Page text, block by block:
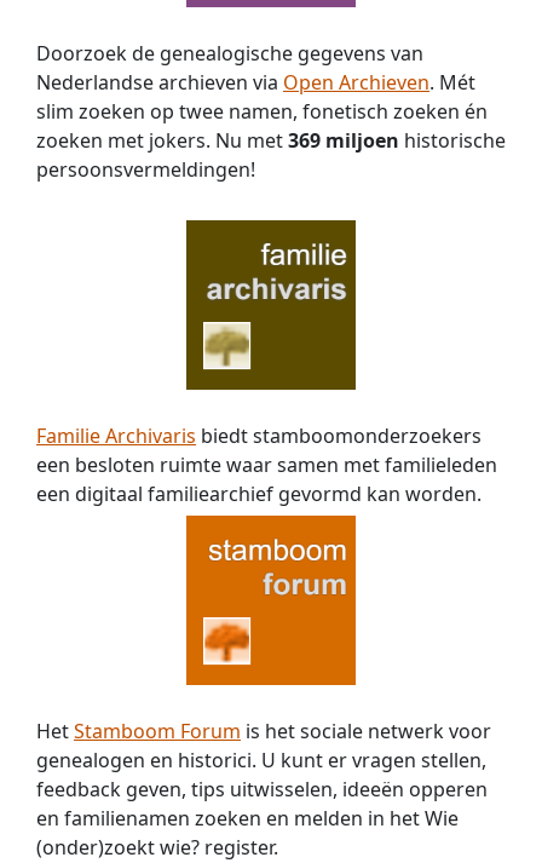
Doorzoek de genealogische gegevens van
Nederlandse archieven via Open Archieven. Mét
slim zoeken op twee namen, fonetisch zoeken én
zoeken met jokers. Nu met369 miljoen historische
persoons­vermeldingen!
Familie Archivaris biedt stamboomonderzoekers
een besloten ruimte waar samen met familieleden
een digitaal familiearchief gevormd kan worden.
HetStamboom Forum is het sociale netwerk voor
genealogen en historici. U kunt er vragen stellen,
feedback geven, tips uitwisselen, ideeën opperen
en familienamen zoeken en melden in het Wie
(onder)zoekt wie? register.